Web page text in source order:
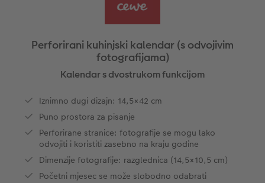
Ovako funkcionira
Art Collection
Natur fotografije
Premium poster
Izrada standard fotografija
Kutije za pohranu fotografija
Foto paketi
Alu fotografija s direktnim ispisom
Fotografija na Forexu
Letvica za poster
Hexxas
Fotografija na drvu
Školski i pisaći pribori
Tekstili
Umjetničke fotografije
Foto kalendari
Jedinstvene ideje za poklone
Putovanje
Matura
Perforirani kuhinjski kalendar (s odvojivim
fotografijama)
Kalendar s dvostrukom funkcijom
Iznimno dugi dizajn: 14,5×42 cm
Puno prostora za pisanje
Perforirane stranice: fotografije se mogu lako
odvojiti i koristiti zasebno na kraju godine
Dimenzije fotografije: razglednica (14,5×10,5 cm)
Početni mjesec se može slobodno odabrati